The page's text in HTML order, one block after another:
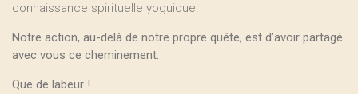
connaissance spirituelle yoguique.
Notre action, au-delà de notre propre quête, est d’avoir partagé
avec vous ce cheminement.
Que de labeur !